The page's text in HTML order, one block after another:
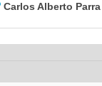
Carlos Alberto